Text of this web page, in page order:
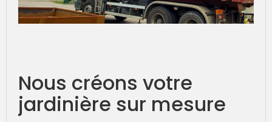
Nous créons votre
jardinière sur mesure